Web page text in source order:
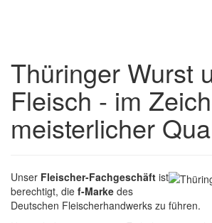
Thüringer Wurst
Fleisch - im
meisterlicher
Unser Fleischer-Fachgeschäft ist
berechtigt, die f-Marke des
Deutschen Fleischerhandwerks zu führen.